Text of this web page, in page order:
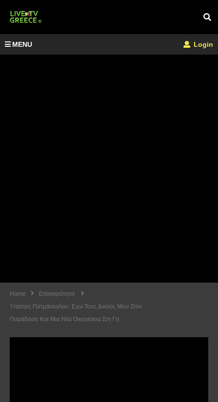
MENU Login
Home
Επικαιρότητα
Υπάτιος Πατμάνογλου: Εχω Τους Δικούς Μου Στον
Παράδεισο Και Μια Νέα Οικογένεια Στη Γη